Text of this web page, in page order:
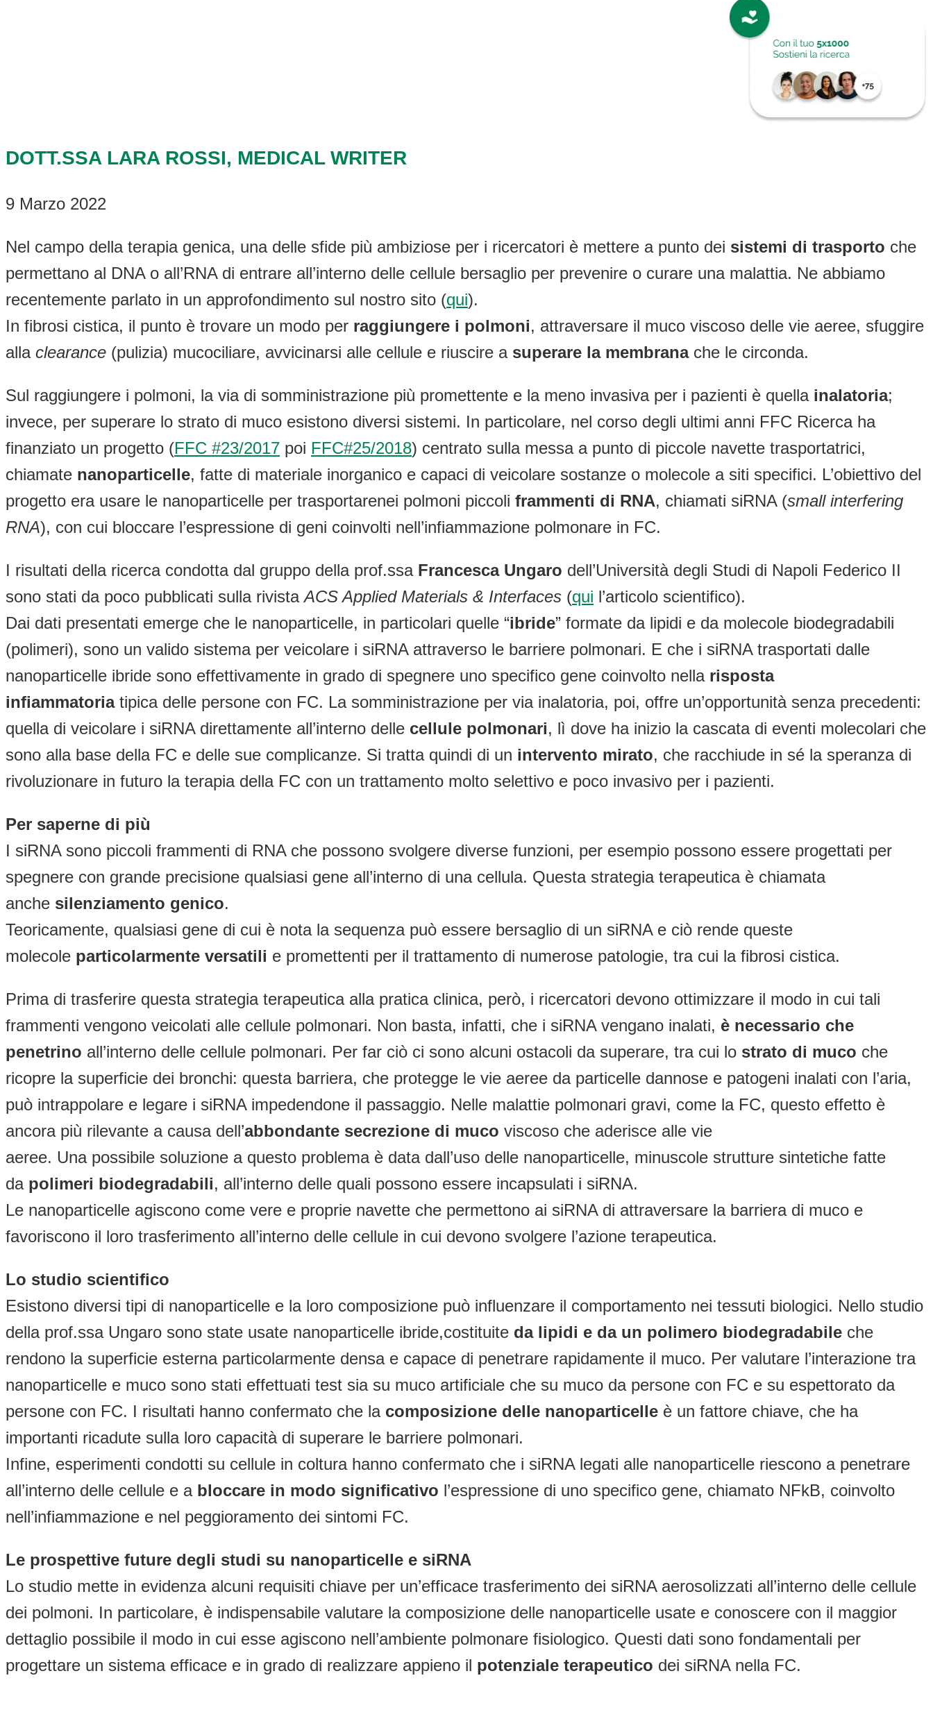
DOTT.SSA LARA ROSSI, MEDICAL WRITER
9 Marzo 2022
Nel campo della terapia genica, una delle sfide più ambiziose per i ricercatori è mettere a punto dei sistemi di trasporto che
permettano al DNA o all’RNA di entrare all’interno delle cellule bersaglio per prevenire o curare una malattia. Ne abbiamo
recentemente parlato in un approfondimento sul nostro sito (qui).
In fibrosi cistica, il punto è trovare un modo per raggiungere i polmoni, attraversare il muco viscoso delle vie aeree, sfuggire
alla clearance (pulizia) mucociliare, avvicinarsi alle cellule e riuscire a superare la membranache le circonda.
Sul raggiungere i polmoni, la via di somministrazione più promettente e la meno invasiva per i pazienti è quella inalatoria;
invece, per superare lo strato di muco esistono diversi sistemi. In particolare, nel corso degli ultimi anni FFC Ricerca ha
finanziato un progetto (FFC #23/2017 poi FFC#25/2018) centrato sulla messa a punto di piccole navette trasportatrici,
chiamate nanoparticelle, fatte di materiale inorganico e capaci di veicolare sostanze o molecole a siti specifici. L’obiettivo del
progetto era usare le nanoparticelle per trasportarenei polmoni piccoli frammenti di RNA, chiamati siRNA (small interfering
RNA), con cui bloccare l’espressione di geni coinvolti nell’infiammazione polmonare in FC.
I risultati della ricerca condotta dal gruppo della prof.ssa Francesca Ungaro dell’Università degli Studi di Napoli Federico II
sono stati da poco pubblicati sulla rivistaACS Applied Materials & Interfaces (qui l’articolo scientifico).
Dai dati presentati emerge che le nanoparticelle, in particolari quelle “ibride” formate da lipidi e da molecole biodegradabili
(polimeri), sono un valido sistema per veicolare i siRNA attraverso le barriere polmonari. E che i siRNA trasportati dalle
nanoparticelle ibride sono effettivamente in grado di spegnere uno specifico gene coinvolto nella risposta
infiammatoriatipica delle persone con FC. La somministrazione per via inalatoria, poi, offre un’opportunità senza precedenti:
quella di veicolare i siRNA direttamente all’interno delle cellule polmonari, lì dove ha inizio la cascata di eventi molecolari che
sono alla base della FC e delle sue complicanze. Si tratta quindi di un intervento mirato, che racchiude in sé la speranza di
rivoluzionare in futuro la terapia della FC con un trattamento molto selettivo e poco invasivo per i pazienti.
Per saperne di più
I siRNA sono piccoli frammenti di RNA che possono svolgere diverse funzioni, per esempio possono essere progettati per
spegnere con grande precisione qualsiasi gene all’interno di una cellula. Questa strategia terapeutica è chiamata
anche silenziamento genico.
Teoricamente, qualsiasi gene di cui è nota la sequenza può essere bersaglio di un siRNA e ciò rende queste
molecole particolarmente versatili e promettenti per il trattamento di numerose patologie, tra cui la fibrosi cistica.
Prima di trasferire questa strategia terapeutica alla pratica clinica, però, i ricercatori devono ottimizzare il modo in cui tali
frammenti vengono veicolati alle cellule polmonari. Non basta, infatti, che i siRNA vengano inalati, è necessario che
penetrino all’interno delle cellule polmonari. Per far ciò ci sono alcuni ostacoli da superare, tra cui lo strato di muco che
ricopre la superficie dei bronchi: questa barriera, che protegge le vie aeree da particelle dannose e patogeni inalati con l’aria,
può intrappolare e legare i siRNA impedendone il passaggio. Nelle malattie polmonari gravi, come la FC, questo effetto è
ancora più rilevante a causa dell’abbondante secrezione di muco viscoso che aderisce alle vie
aeree. Una possibile soluzione a questo problema è data dall’uso delle nanoparticelle, minuscole strutture sintetiche fatte
da polimeri biodegradabili, all’interno delle quali possono essere incapsulati i siRNA.
Le nanoparticelle agiscono come vere e proprie navette che permettono ai siRNA di attraversare la barriera di muco e
favoriscono il loro trasferimento all’interno delle cellule in cui devono svolgere l’azione terapeutica.
Lo studio scientifico
Esistono diversi tipi di nanoparticelle e la loro composizione può influenzare il comportamento nei tessuti biologici. Nello studio
della prof.ssa Ungaro sono state usate nanoparticelle ibride,costituite da lipidi e da un polimero biodegradabile che
rendono la superficie esterna particolarmente densa e capace di penetrare rapidamente il muco. Per valutare l’interazione tra
nanoparticelle e muco sono stati effettuati test sia su muco artificiale che su muco da persone con FC e su espettorato da
persone con FC. I risultati hanno confermato che la composizione delle nanoparticelle è un fattore chiave, che ha
importanti ricadute sulla loro capacità di superare le barriere polmonari.
Infine, esperimenti condotti su cellule in coltura hanno confermato che i siRNA legati alle nanoparticelle riescono a penetrare
all’interno delle cellule e a bloccare in modo significativo l’espressione di uno specifico gene, chiamato NFkB, coinvolto
nell’infiammazione e nel peggioramento dei sintomi FC.
Le prospettive future degli studi su nanoparticelle e siRNA
Lo studio mette in evidenza alcuni requisiti chiave per un’efficace trasferimento dei siRNA aerosolizzati all’interno delle cellule
dei polmoni. In particolare, è indispensabile valutare la composizione delle nanoparticelle usate e conoscere con il maggior
dettaglio possibile il modo in cui esse agiscono nell’ambiente polmonare fisiologico. Questi dati sono fondamentali per
progettare un sistema efficace e in grado di realizzare appieno il potenziale terapeutico dei siRNA nella FC.